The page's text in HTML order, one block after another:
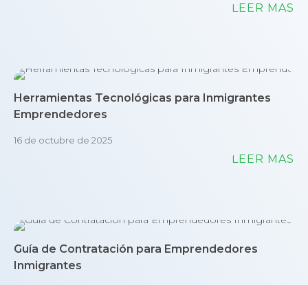
LEER MÁS
Herramientas Tecnológicas para Inmigrantes
Emprendedores
16 de octubre de 2025
LEER MÁS
Guía de Contratación para Emprendedores
Inmigrantes